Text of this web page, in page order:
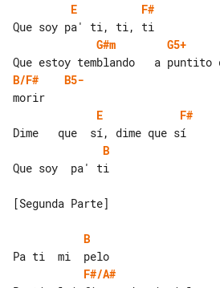
E
F#
G#m
G5+
B/F#
B5-
E
F#
B
Que soy  pa' ti
[Segunda Parte]
B
F#/A#